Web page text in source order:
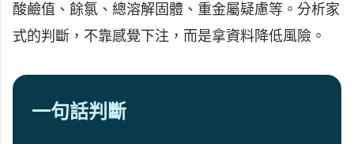
酸鹼值、餘氯、總溶解固體、重金屬疑慮等。分析家
式的判斷，不靠感覺下注，而是拿資料降低風險。
一句話判斷